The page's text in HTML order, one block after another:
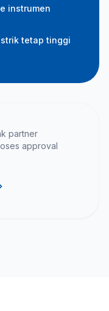
instrumen
tetap tinggi
partner
approval